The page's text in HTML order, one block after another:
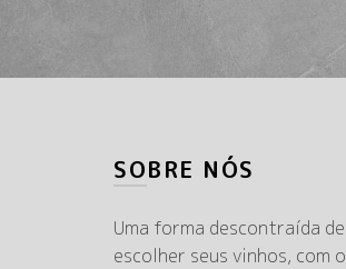
SOBRE NÓS
Uma forma descontraída de
escolher seus vinhos, com o